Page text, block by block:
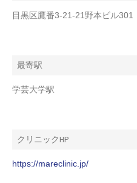
目黒区鷹番3-21-21野本ビル301
最寄駅
学芸大学駅
クリニックHP
https://mareclinic.jp/